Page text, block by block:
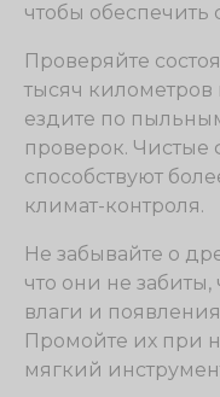
чтобы обеспечить
Проверяйте
тысяч километров
ездите по
проверок. Чистые
способствуют
климат-контроля.
Не забывайте о
что они не
влаги и
Промойте их при
мягкий